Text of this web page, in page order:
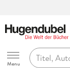
Hugendubel
Menu